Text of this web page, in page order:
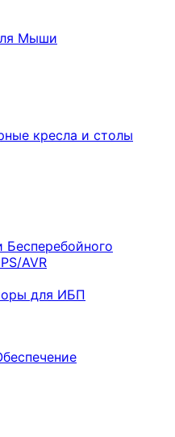
Мыши
кресла и столы
Бесперебойного
AVR
для ИБП